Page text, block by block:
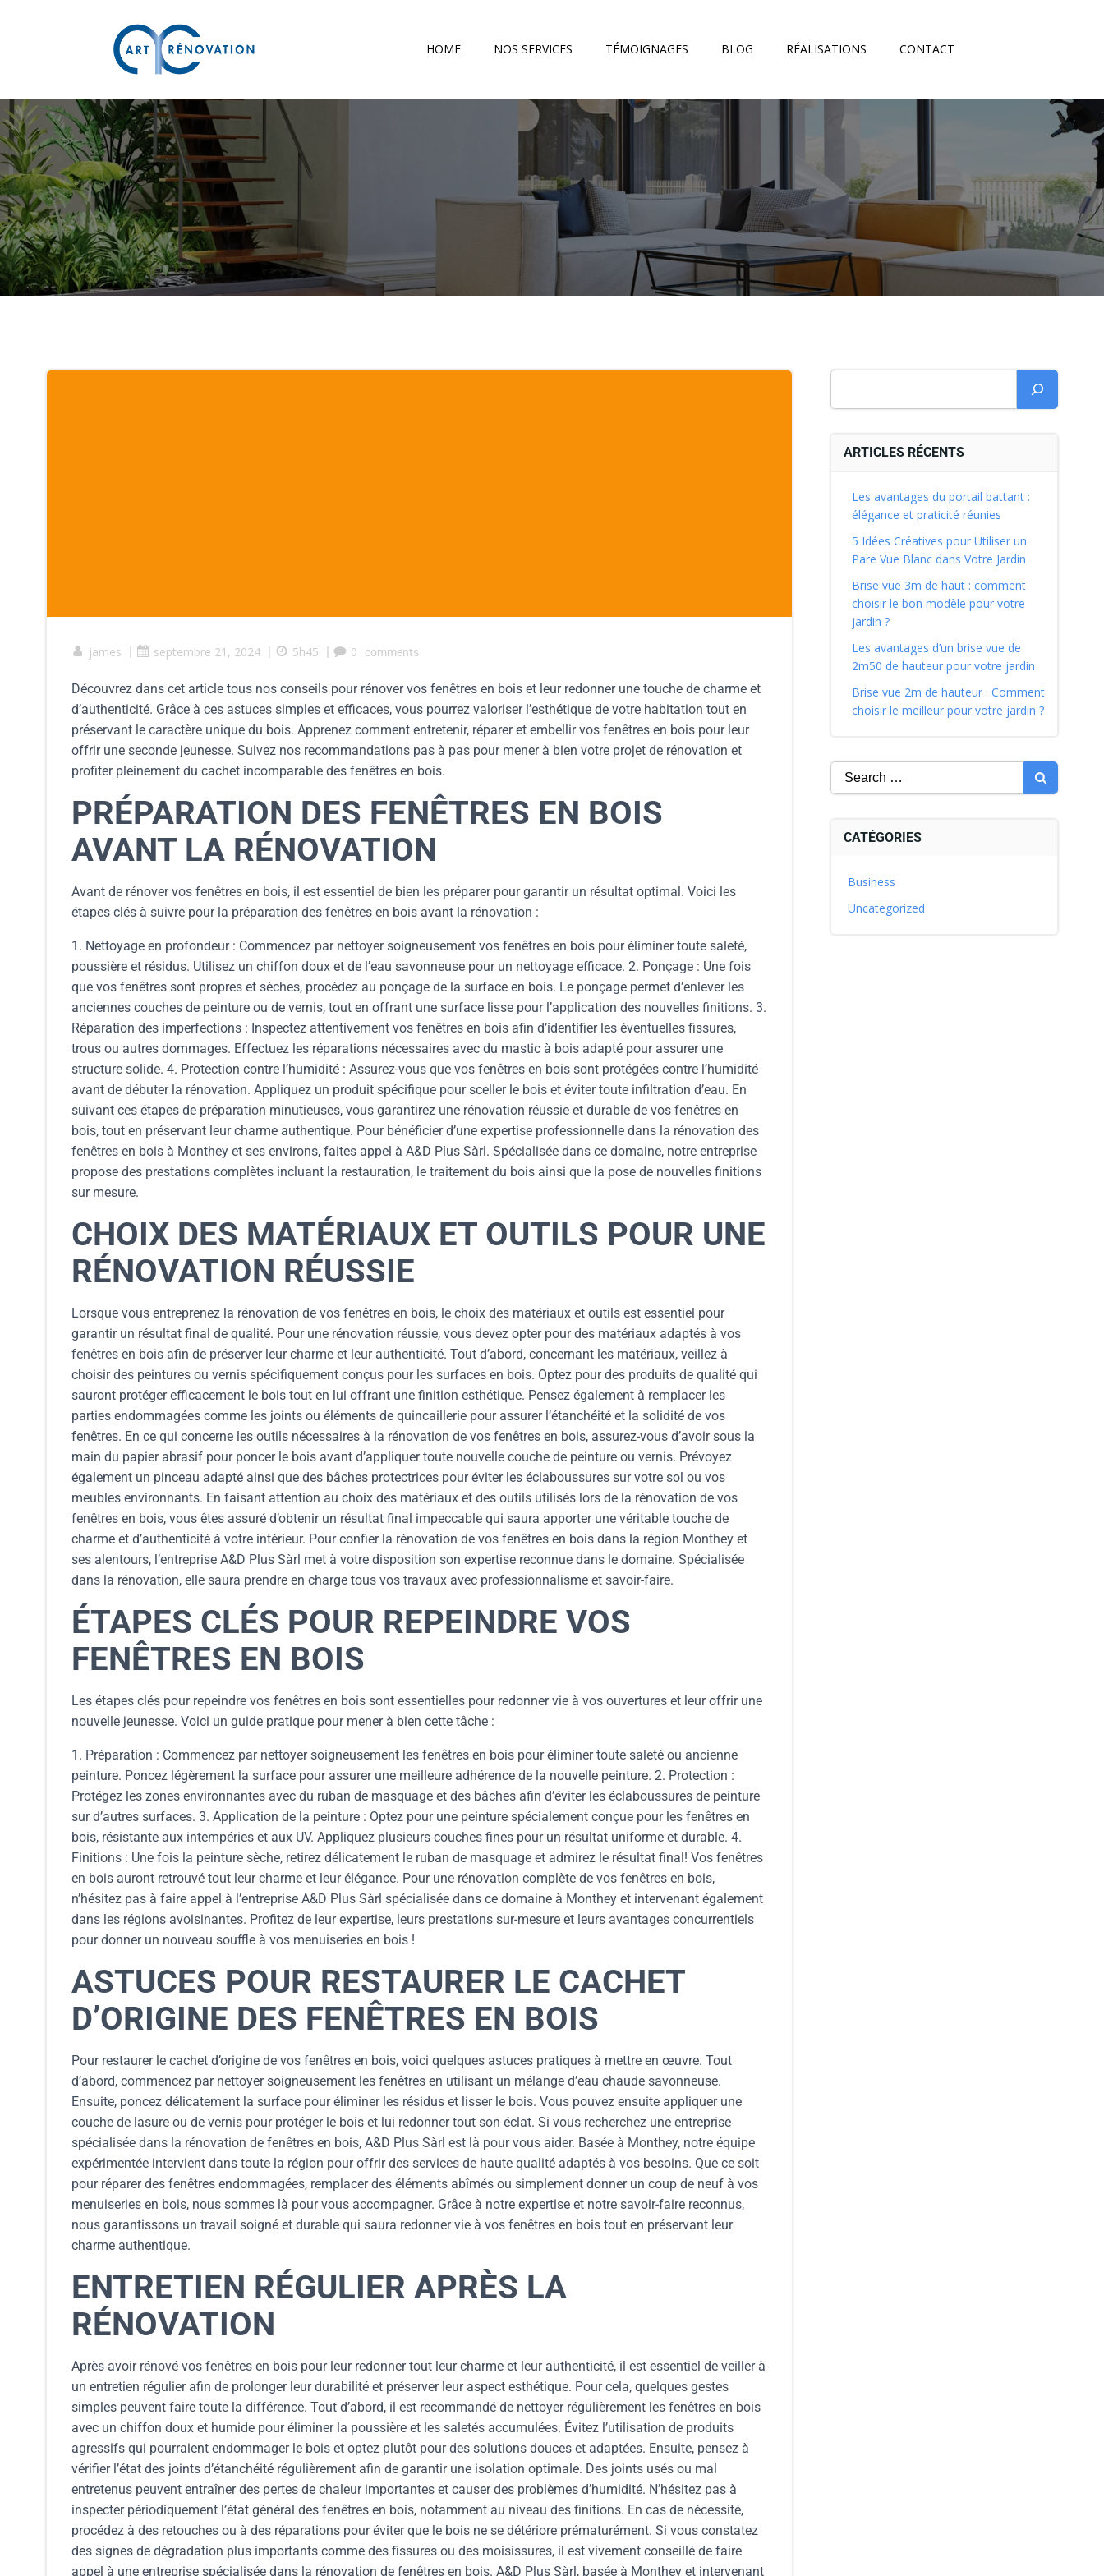
HOME NOS SERVICES TÉMOIGNAGES BLOG RÉALISATIONS CONTACT
james | septembre 21, 2024 | 5h45 | 0 comments
Découvrez dans cet article tous nos conseils pour rénover vos fenêtres en bois et leur redonner une touche de charme et
d’authenticité. Grâce à ces astuces simples et efficaces, vous pourrez valoriser l’esthétique de votre habitation tout en
préservant le caractère unique du bois. Apprenez comment entretenir, réparer et embellir vos fenêtres en bois pour leur
offrir une seconde jeunesse. Suivez nos recommandations pas à pas pour mener à bien votre projet de rénovation et
profiter pleinement du cachet incomparable des fenêtres en bois.
PRÉPARATION DES FENÊTRES EN BOIS
AVANT LA RÉNOVATION
Avant de rénover vos fenêtres en bois, il est essentiel de bien les préparer pour garantir un résultat optimal. Voici les
étapes clés à suivre pour la préparation des fenêtres en bois avant la rénovation :
1. Nettoyage en profondeur : Commencez par nettoyer soigneusement vos fenêtres en bois pour éliminer toute saleté,
poussière et résidus. Utilisez un chiffon doux et de l’eau savonneuse pour un nettoyage efficace. 2. Ponçage : Une fois
que vos fenêtres sont propres et sèches, procédez au ponçage de la surface en bois. Le ponçage permet d’enlever les
anciennes couches de peinture ou de vernis, tout en offrant une surface lisse pour l’application des nouvelles finitions. 3.
Réparation des imperfections : Inspectez attentivement vos fenêtres en bois afin d’identifier les éventuelles fissures,
trous ou autres dommages. Effectuez les réparations nécessaires avec du mastic à bois adapté pour assurer une
structure solide. 4. Protection contre l’humidité : Assurez-vous que vos fenêtres en bois sont protégées contre l’humidité
avant de débuter la rénovation. Appliquez un produit spécifique pour sceller le bois et éviter toute infiltration d’eau. En
suivant ces étapes de préparation minutieuses, vous garantirez une rénovation réussie et durable de vos fenêtres en
bois, tout en préservant leur charme authentique. Pour bénéficier d’une expertise professionnelle dans la rénovation des
fenêtres en bois à Monthey et ses environs, faites appel à A&D Plus Sàrl. Spécialisée dans ce domaine, notre entreprise
propose des prestations complètes incluant la restauration, le traitement du bois ainsi que la pose de nouvelles finitions
sur mesure.
CHOIX DES MATÉRIAUX ET OUTILS POUR UNE
RÉNOVATION RÉUSSIE
Lorsque vous entreprenez la rénovation de vos fenêtres en bois, le choix des matériaux et outils est essentiel pour
garantir un résultat final de qualité. Pour une rénovation réussie, vous devez opter pour des matériaux adaptés à vos
fenêtres en bois afin de préserver leur charme et leur authenticité. Tout d’abord, concernant les matériaux, veillez à
choisir des peintures ou vernis spécifiquement conçus pour les surfaces en bois. Optez pour des produits de qualité qui
sauront protéger efficacement le bois tout en lui offrant une finition esthétique. Pensez également à remplacer les
parties endommagées comme les joints ou éléments de quincaillerie pour assurer l’étanchéité et la solidité de vos
fenêtres. En ce qui concerne les outils nécessaires à la rénovation de vos fenêtres en bois, assurez-vous d’avoir sous la
main du papier abrasif pour poncer le bois avant d’appliquer toute nouvelle couche de peinture ou vernis. Prévoyez
également un pinceau adapté ainsi que des bâches protectrices pour éviter les éclaboussures sur votre sol ou vos
meubles environnants. En faisant attention au choix des matériaux et des outils utilisés lors de la rénovation de vos
fenêtres en bois, vous êtes assuré d’obtenir un résultat final impeccable qui saura apporter une véritable touche de
charme et d’authenticité à votre intérieur. Pour confier la rénovation de vos fenêtres en bois dans la région Monthey et
ses alentours, l’entreprise A&D Plus Sàrl met à votre disposition son expertise reconnue dans le domaine. Spécialisée
dans la rénovation, elle saura prendre en charge tous vos travaux avec professionnalisme et savoir-faire.
ÉTAPES CLÉS POUR REPEINDRE VOS
FENÊTRES EN BOIS
Les étapes clés pour repeindre vos fenêtres en bois sont essentielles pour redonner vie à vos ouvertures et leur offrir une
nouvelle jeunesse. Voici un guide pratique pour mener à bien cette tâche :
1. Préparation : Commencez par nettoyer soigneusement les fenêtres en bois pour éliminer toute saleté ou ancienne
peinture. Poncez légèrement la surface pour assurer une meilleure adhérence de la nouvelle peinture. 2. Protection :
Protégez les zones environnantes avec du ruban de masquage et des bâches afin d’éviter les éclaboussures de peinture
sur d’autres surfaces. 3. Application de la peinture : Optez pour une peinture spécialement conçue pour les fenêtres en
bois, résistante aux intempéries et aux UV. Appliquez plusieurs couches fines pour un résultat uniforme et durable. 4.
Finitions : Une fois la peinture sèche, retirez délicatement le ruban de masquage et admirez le résultat final! Vos fenêtres
en bois auront retrouvé tout leur charme et leur élégance. Pour une rénovation complète de vos fenêtres en bois,
n’hésitez pas à faire appel à l’entreprise A&D Plus Sàrl spécialisée dans ce domaine à Monthey et intervenant également
dans les régions avoisinantes. Profitez de leur expertise, leurs prestations sur-mesure et leurs avantages concurrentiels
pour donner un nouveau souffle à vos menuiseries en bois !
ASTUCES POUR RESTAURER LE CACHET
D’ORIGINE DES FENÊTRES EN BOIS
Pour restaurer le cachet d’origine de vos fenêtres en bois, voici quelques astuces pratiques à mettre en œuvre. Tout
d’abord, commencez par nettoyer soigneusement les fenêtres en utilisant un mélange d’eau chaude savonneuse.
Ensuite, poncez délicatement la surface pour éliminer les résidus et lisser le bois. Vous pouvez ensuite appliquer une
couche de lasure ou de vernis pour protéger le bois et lui redonner tout son éclat. Si vous recherchez une entreprise
spécialisée dans la rénovation de fenêtres en bois, A&D Plus Sàrl est là pour vous aider. Basée à Monthey, notre équipe
expérimentée intervient dans toute la région pour offrir des services de haute qualité adaptés à vos besoins. Que ce soit
pour réparer des fenêtres endommagées, remplacer des éléments abîmés ou simplement donner un coup de neuf à vos
menuiseries en bois, nous sommes là pour vous accompagner. Grâce à notre expertise et notre savoir-faire reconnus,
nous garantissons un travail soigné et durable qui saura redonner vie à vos fenêtres en bois tout en préservant leur
charme authentique.
ENTRETIEN RÉGULIER APRÈS LA
RÉNOVATION
Après avoir rénové vos fenêtres en bois pour leur redonner tout leur charme et leur authenticité, il est essentiel de veiller à
un entretien régulier afin de prolonger leur durabilité et préserver leur aspect esthétique. Pour cela, quelques gestes
simples peuvent faire toute la différence. Tout d’abord, il est recommandé de nettoyer régulièrement les fenêtres en bois
avec un chiffon doux et humide pour éliminer la poussière et les saletés accumulées. Évitez l’utilisation de produits
agressifs qui pourraient endommager le bois et optez plutôt pour des solutions douces et adaptées. Ensuite, pensez à
vérifier l’état des joints d’étanchéité régulièrement afin de garantir une isolation optimale. Des joints usés ou mal
entretenus peuvent entraîner des pertes de chaleur importantes et causer des problèmes d’humidité. N’hésitez pas à
inspecter périodiquement l’état général des fenêtres en bois, notamment au niveau des finitions. En cas de nécessité,
procédez à des retouches ou à des réparations pour éviter que le bois ne se détériore prématurément. Si vous constatez
des signes de dégradation plus importants comme des fissures ou des moisissures, il est vivement conseillé de faire
appel à une entreprise spécialisée dans la rénovation de fenêtres en bois. A&D Plus Sàrl, basée à Monthey et intervenant
ARTICLES RÉCENTS
Les avantages du portail battant :
élégance et praticité réunies
5 Idées Créatives pour Utiliser un
Pare Vue Blanc dans Votre Jardin
Brise vue 3m de haut : comment
choisir le bon modèle pour votre
jardin ?
Les avantages d’un brise vue de
2m50 de hauteur pour votre jardin
Brise vue 2m de hauteur : Comment
choisir le meilleur pour votre jardin ?
CATÉGORIES
Business
Uncategorized